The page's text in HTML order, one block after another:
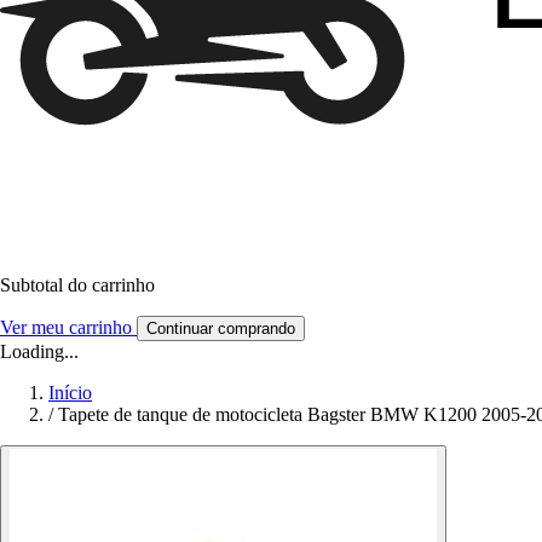
Subtotal do carrinho
Ver meu carrinho Continuar comprando
Loading...
Início
/ Tapete de tanque de motocicleta Bagster BMW K1200 2005-